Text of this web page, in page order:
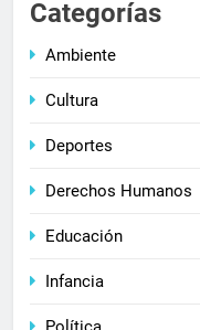
Categorías
Ambiente
Cultura
Deportes
Derechos Humanos
Educación
Infancia